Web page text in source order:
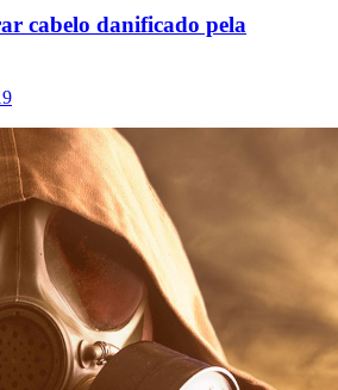
cabelo danificado pela